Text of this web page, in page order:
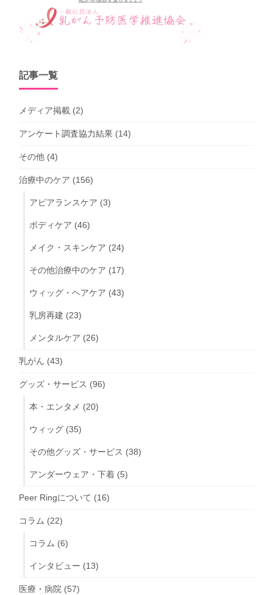
記事一覧
メディア掲載 (2)
アンケート調査協力結果 (14)
その他 (4)
治療中のケア (156)
アピアランスケア (3)
ボディケア (46)
メイク・スキンケア (24)
その他治療中のケア (17)
ウィッグ・ヘアケア (43)
乳房再建 (23)
メンタルケア (26)
乳がん (43)
グッズ・サービス (96)
本・エンタメ (20)
ウィッグ (35)
その他グッズ・サービス (38)
アンダーウェア・下着 (5)
Peer Ringについて (16)
コラム (22)
コラム (6)
インタビュー (13)
医療・病院 (57)